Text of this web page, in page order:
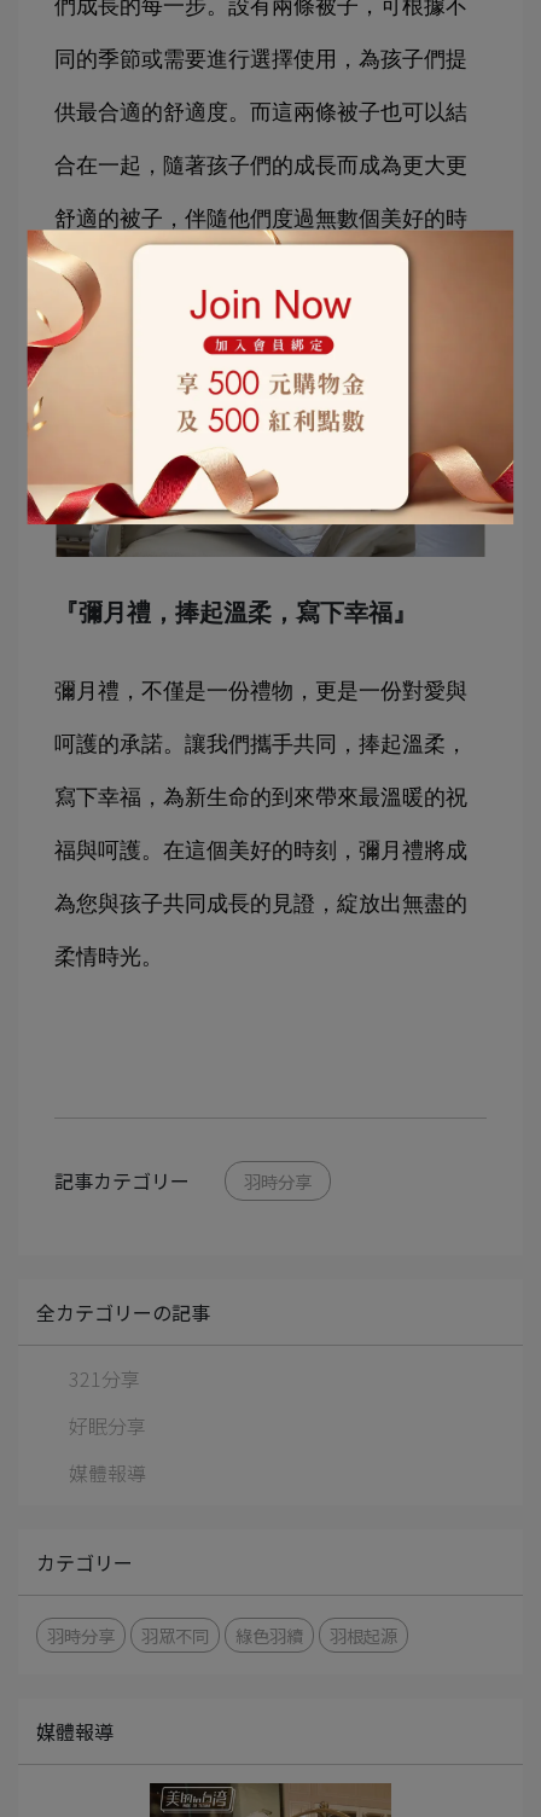
們成長的每一步。設有兩條被子，可根據不
同的季節或需要進行選擇使用，為孩子們提
供最合適的舒適度。而這兩條被子也可以結
合在一起，隨著孩子們的成長而成為更大更
舒適的被子，伴隨他們度過無數個美好的時
刻。
『彌月禮，捧起溫柔，寫下幸福』
彌月禮，不僅是一份禮物，更是一份對愛與
呵護的承諾。讓我們攜手共同，捧起溫柔，
寫下幸福，為新生命的到來帶來最溫暖的祝
福與呵護。在這個美好的時刻，彌月禮將成
為您與孩子共同成長的見證，綻放出無盡的
柔情時光。
記事カテゴリー 羽時分享
全カテゴリーの記事
321分享
好眠分享
媒體報導
カテゴリー
羽時分享 羽眾不同 綠色羽續 羽根起源
媒體報導